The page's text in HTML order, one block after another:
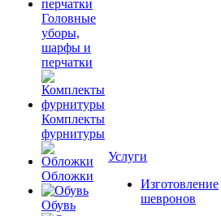
Головные
уборы,
шарфы и
перчатки
Комплекты
фурнитуры
Обложки
Обувь
Услуги
Изготовление
шевронов